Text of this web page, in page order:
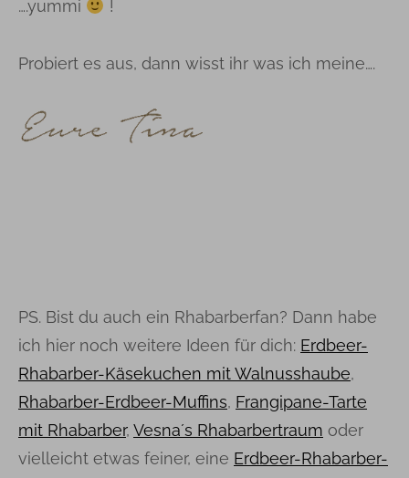
….yummi
!
Probiert es aus, dann wisst ihr was ich meine….
PS. Bist du auch ein Rhabarberfan? Dann habe
ich hier noch weitere Ideen für dich: Erdbeer-
Rhabarber-Käsekuchen mit Walnusshaube,
Rhabarber-Erdbeer-Muffins, Frangipane-Tarte
mit Rhabarber, Vesna´s Rhabarbertraum oder
vielleicht etwas feiner, eine Erdbeer-Rhabarber-